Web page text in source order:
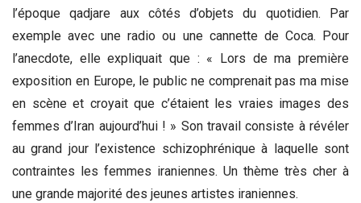
l’époque qadjare aux côtés d’objets du quotidien. Par
exemple avec une radio ou une cannette de Coca. Pour
l’anecdote, elle expliquait que : « Lors de ma première
exposition en Europe, le public ne comprenait pas ma mise
en scène et croyait que c’étaient les vraies images des
femmes d’Iran aujourd’hui ! » Son travail consiste à révéler
au grand jour l’existence schizophrénique à laquelle sont
contraintes les femmes iraniennes. Un thème très cher à
une grande majorité des jeunes artistes iraniennes.